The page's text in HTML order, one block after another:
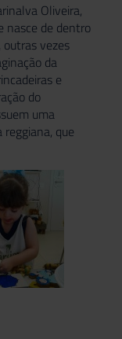
Oliveira,
nasce de dentro
outras vezes
da
e
do
uma
que